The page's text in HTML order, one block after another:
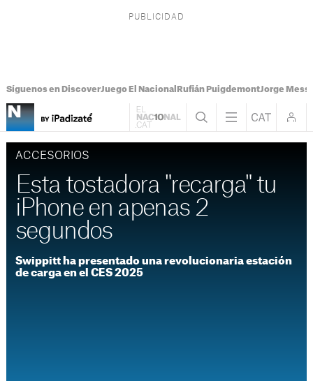
Síguenos en DiscoverJuego El Nacional Rufián PuigdemontJorge Messi
ACCESORIOS
Esta tostadora "recarga" tu
iPhone en apenas 2
segundos
Swippitt ha presentado una revolucionaria estación
de carga en el CES 2025